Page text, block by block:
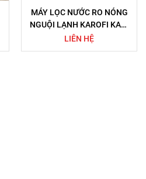
MÁY LỌC NƯỚC RO NÓNG
NGUỘI LẠNH KAROFI KAD-
X56 11 LÕI
LIÊN HỆ